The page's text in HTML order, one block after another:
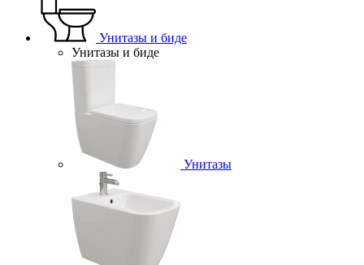
Унитазы и биде
Унитазы и биде
Унитазы